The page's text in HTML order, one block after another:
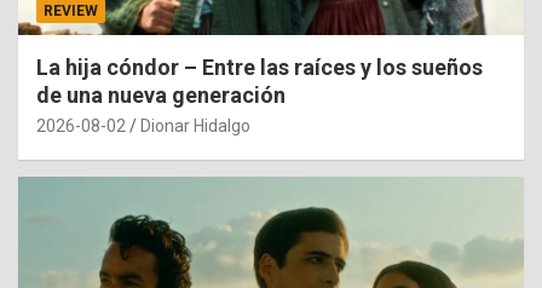
REVIEW
La hija cóndor – Entre las raíces y los sueños
de una nueva generación
2026-08-02 Dionar Hidalgo